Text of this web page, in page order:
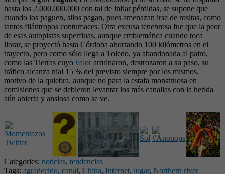
hasta los 2.000.000.000 con tal de inflar pérdidas, se supone que
cuando los paguen, silos pagan, pues amenazan irse de rositas, como
tantos filántropos contumaces. Otra excusa tenebrosa fue que la peor
de esas autopistas superfluas, aunque emblemática cuando toca
llorar, se proyectó hasta Córdoba ahorrando 100 kilómetros en el
trayecto, pero como sólo llega a Toledo, ya abandonada al pairo,
como las Tierras cuyo valor arruinaron, destrozaron a su paso, su
tráfico alcanza nial 15 % del previsto siempre por los mismos,
motivo de la quiebra, aunque no para la estafa monstruosa en
comisiones que se debieron levantar los más canallas con la herida
aún abierta y ansiosa como se ve.
Categories: noticias, tendencias
Tags: agradecido, canal, China, Internet, lugar, Northern river